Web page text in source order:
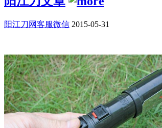
阳江刀网客服微信 2015-05-31